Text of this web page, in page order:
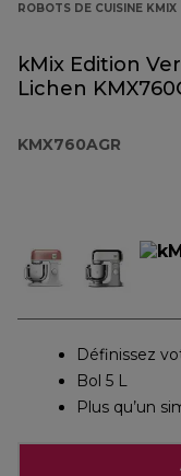
ROBOTS DE CUISINE KMIX
kMix Edition
Lichen
KMX760AGR
Définissez
Bol 5 L
Plus qu’un